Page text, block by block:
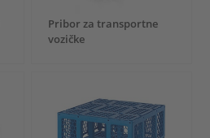
Pribor za transportne
vozičke